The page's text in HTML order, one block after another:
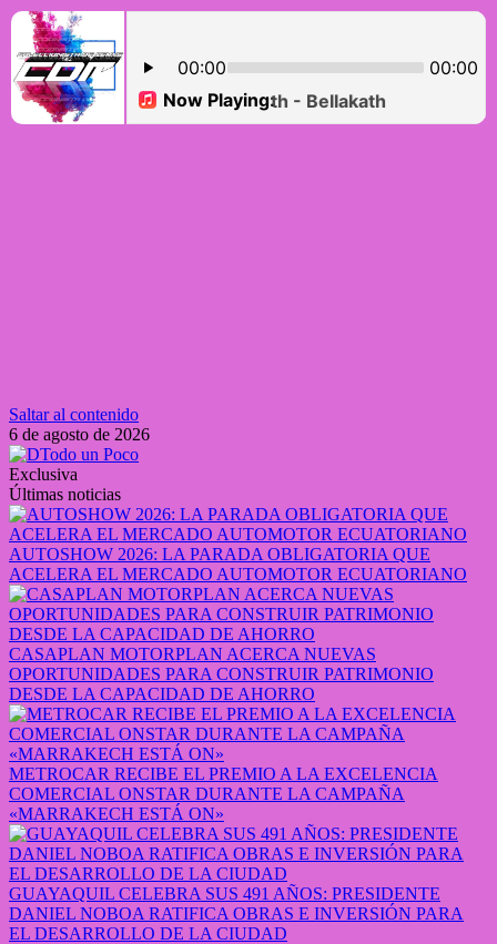
Saltar al contenido
6 de agosto de 2026
Exclusiva
Últimas noticias
AUTOSHOW 2026: LA PARADA OBLIGATORIA QUE
ACELERA EL MERCADO AUTOMOTOR ECUATORIANO
CASAPLAN MOTORPLAN ACERCA NUEVAS
OPORTUNIDADES PARA CONSTRUIR PATRIMONIO
DESDE LA CAPACIDAD DE AHORRO
METROCAR RECIBE EL PREMIO A LA EXCELENCIA
COMERCIAL ONSTAR DURANTE LA CAMPAÑA
«MARRAKECH ESTÁ ON»
GUAYAQUIL CELEBRA SUS 491 AÑOS: PRESIDENTE
DANIEL NOBOA RATIFICA OBRAS E INVERSIÓN PARA
EL DESARROLLO DE LA CIUDAD